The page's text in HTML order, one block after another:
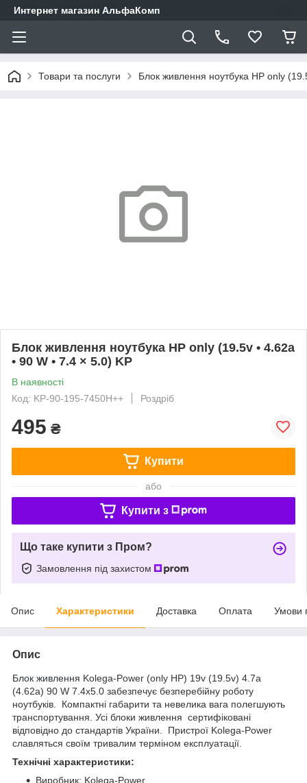
Интернет магазин АльфаКомп
Товари та послуги Блок живлення ноутбука HP only
Блок живлення ноутбука HP only (19.5v • 4.62a
• 90 W • 7.4 × 5.0) KP
В наявності
Код: KP-90-195-7450H++
Роздріб
495 ₴
Купити
або
Купити з
Що таке купити з Пром?
Замовлення під захистом
Опис Характеристики Доставка Оплата Умови
Опис
Блок живлення Kolega-Power (only HP) 19v (19.5v) 4.7a
(4.62a) 90 W 7.4x5.0 забезпечує безперебійну роботу
ноутбуків. Компактні габарити та невелика вага полегшують
транспортування. Усі блоки живлення сертифіковані
відповідно до стандартів України. Пристрої Kolega-Power
славляться своїм тривалим терміном експлуатації.
Технічні характеристики:
Виробник: Kolega-Power